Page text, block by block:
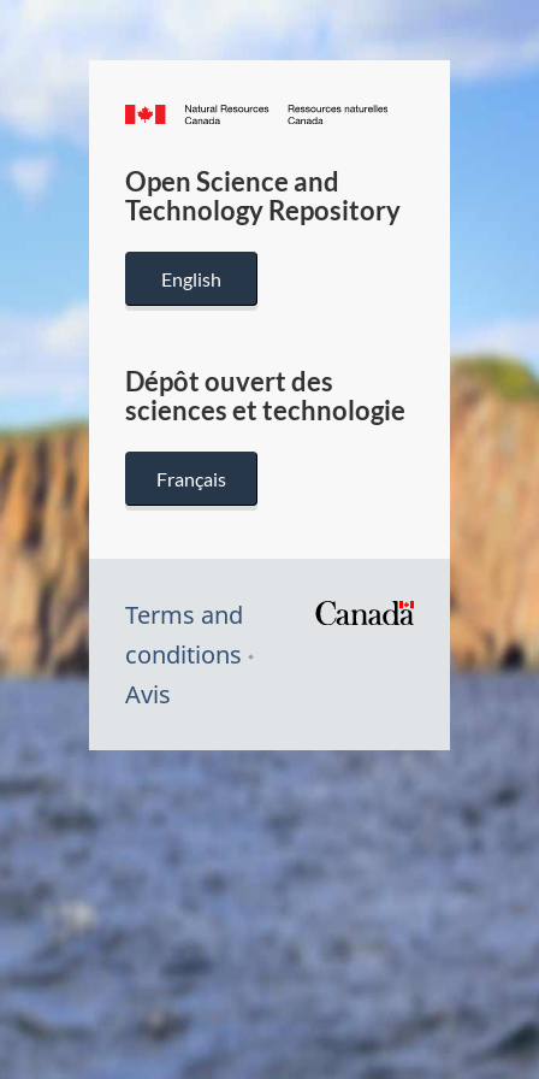
Canada.ca
/
Canada
Open Science and
Technology Repository
English
Dépôt ouvert des
sciences et technologie
Français
Terms and
conditions
Avis
Symbole
Canada